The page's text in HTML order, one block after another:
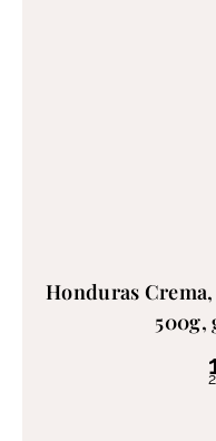
Honduras
500g,